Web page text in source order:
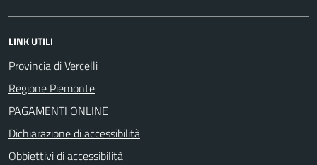
LINK UTILI
Provincia di Vercelli
Regione Piemonte
PAGAMENTI ONLINE
Dichiarazione di accessibilità
Obbiettivi di accessibilità